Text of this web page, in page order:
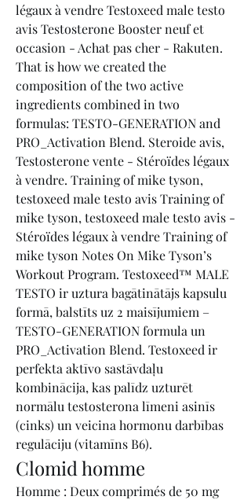
légaux à vendre Testoxeed male testo
avis Testosterone Booster neuf et
occasion - Achat pas cher - Rakuten.
That is how we created the
composition of the two active
ingredients combined in two
formulas: TESTO-GENERATION and
PRO_Activation Blend. Steroide avis,
Testosterone vente - Stéroïdes légaux
à vendre. Training of mike tyson,
testoxeed male testo avis Training of
mike tyson, testoxeed male testo avis -
Stéroïdes légaux à vendre Training of
mike tyson Notes On Mike Tyson’s
Workout Program. Testoxeed™ MALE
TESTO ir uztura bagātinātājs kapsulu
formā, balstīts uz 2 maisījumiem –
TESTO-GENERATION formula un
PRO_Activation Blend. Testoxeed ir
perfekta aktīvo sastāvdaļu
kombinācija, kas palīdz uzturēt
normālu testosterona līmeni asinīs
(cinks) un veicina hormonu darbības
regulāciju (vitamīns B6).
Clomid homme
Homme : Deux comprimés de 50 mg